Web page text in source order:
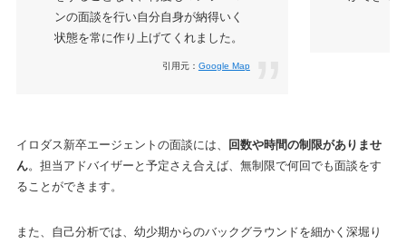
ンの面談を行い自分自身が納得いく
状態を常に作り上げてくれました。
引用元： Google Map
イロダス新卒エージェントの面談には、
回数や時間の制限がありませ
ん。担当アドバイザーと予定さえ合えば、無制限で何回でも面談をす
ることができます。
また、自己分析では、幼少期からのバックグラウンドを細かく深堀り